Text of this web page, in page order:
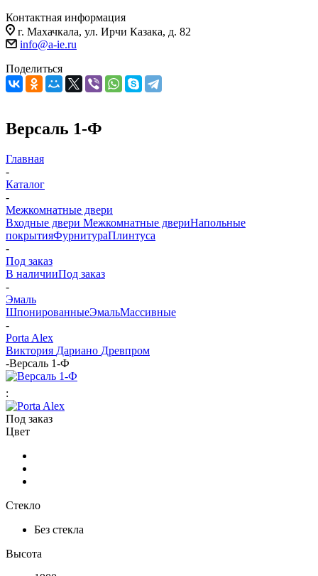
Контактная информация
г. Махачкала, ул. Ирчи Казака, д. 82
info@a-ie.ru
Поделиться
Версаль 1-Ф
Главная
-
Каталог
-
Межкомнатные двери
Входные двери Межкомнатные двериНапольные
покрытияФурнитураПлинтуса
-
Под заказ
В наличииПод заказ
-
Эмаль
ШпонированныеЭмальМассивные
-
Porta Alex
Виктория Дариано Древпром
-Версаль 1-Ф
:
Под заказ
Цвет
Стекло
Без стекла
Высота